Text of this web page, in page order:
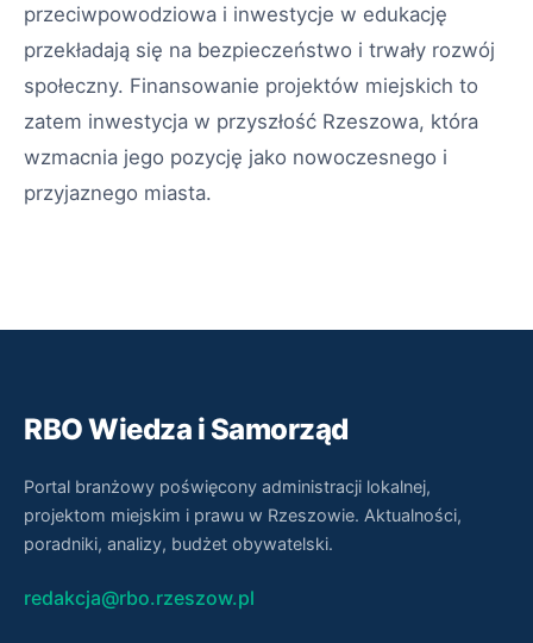
przeciwpowodziowa i inwestycje w edukację
przekładają się na bezpieczeństwo i trwały rozwój
społeczny. Finansowanie projektów miejskich to
zatem inwestycja w przyszłość Rzeszowa, która
wzmacnia jego pozycję jako nowoczesnego i
przyjaznego miasta.
RBO Wiedza i Samorząd
Portal branżowy poświęcony administracji lokalnej,
projektom miejskim i prawu w Rzeszowie. Aktualności,
poradniki, analizy, budżet obywatelski.
redakcja@rbo.rzeszow.pl